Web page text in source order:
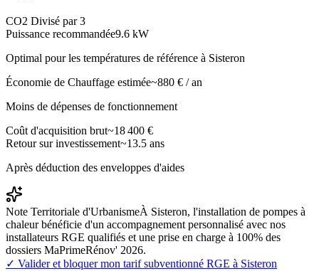
CO2 Divisé par 3
Puissance recommandée9.6 kW
Optimal pour les températures de référence à Sisteron
Économie de Chauffage estimée~880 € / an
Moins de dépenses de fonctionnement
Coût d'acquisition brut~18 400 €
Retour sur investissement~13.5 ans
Après déduction des enveloppes d'aides
Note Territoriale d'UrbanismeÀ Sisteron, l'installation de pompes à
chaleur bénéficie d'un accompagnement personnalisé avec nos
installateurs RGE qualifiés et une prise en charge à 100% des
dossiers MaPrimeRénov' 2026.
✓ Valider et bloquer mon tarif subventionné RGE à Sisteron